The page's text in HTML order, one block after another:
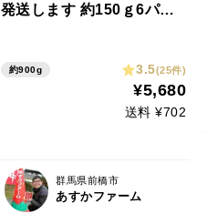
発送します 約150ｇ6パッ
約900g 3.5(25件)
¥5,680
送料 ¥702
群馬県前橋市
あすかファーム